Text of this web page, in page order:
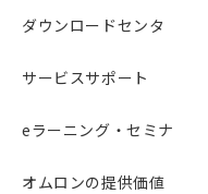
ダウンロードセンタ
サービスサポート
eラーニング・セミナ
オムロンの提供価値